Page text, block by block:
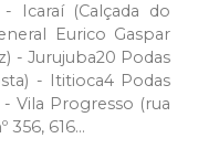
Icaraí (Calçada do
Eurico Gaspar
- Jurujuba20 Podas
- Ititioca4 Podas
Vila Progresso (rua
356, 616...